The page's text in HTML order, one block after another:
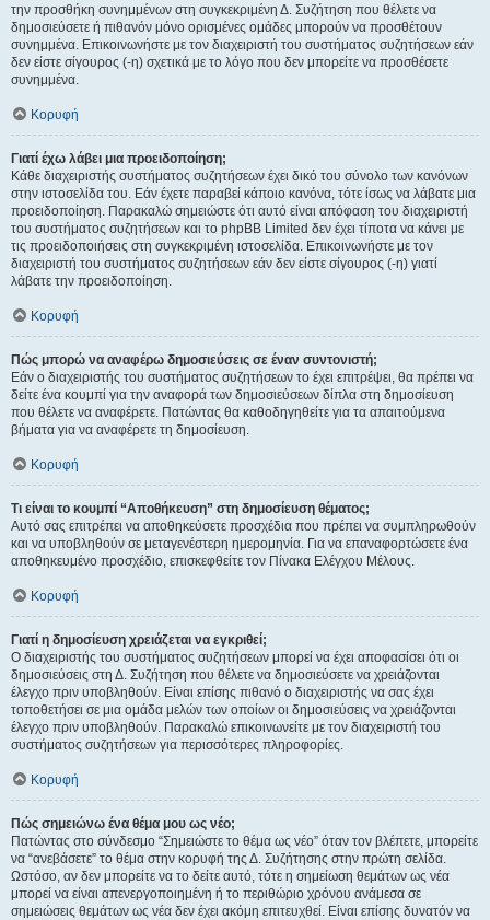
την προσθήκη συνημμένων στη συγκεκριμένη Δ. Συζήτηση που θέλετε να
δημοσιεύσετε ή πιθανόν μόνο ορισμένες ομάδες μπορούν να προσθέτουν
συνημμένα. Επικοινωνήστε με τον διαχειριστή του συστήματος συζητήσεων εάν
δεν είστε σίγουρος (-η) σχετικά με το λόγο που δεν μπορείτε να προσθέσετε
συνημμένα.
Κορυφή
Γιατί έχω λάβει μια προειδοποίηση;
Κάθε διαχειριστής συστήματος συζητήσεων έχει δικό του σύνολο των κανόνων
στην ιστοσελίδα του. Εάν έχετε παραβεί κάποιο κανόνα, τότε ίσως να λάβατε μια
προειδοποίηση. Παρακαλώ σημειώστε ότι αυτό είναι απόφαση του διαχειριστή
του συστήματος συζητήσεων και το phpBB Limited δεν έχει τίποτα να κάνει με
τις προειδοποιήσεις στη συγκεκριμένη ιστοσελίδα. Επικοινωνήστε με τον
διαχειριστή του συστήματος συζητήσεων εάν δεν είστε σίγουρος (-η) γιατί
λάβατε την προειδοποίηση.
Κορυφή
Πώς μπορώ να αναφέρω δημοσιεύσεις σε έναν συντονιστή;
Εάν ο διαχειριστής του συστήματος συζητήσεων το έχει επιτρέψει, θα πρέπει να
δείτε ένα κουμπί για την αναφορά των δημοσιεύσεων δίπλα στη δημοσίευση
που θέλετε να αναφέρετε. Πατώντας θα καθοδηγηθείτε για τα απαιτούμενα
βήματα για να αναφέρετε τη δημοσίευση.
Κορυφή
Τι είναι το κουμπί “Αποθήκευση” στη δημοσίευση θέματος;
Αυτό σας επιτρέπει να αποθηκεύσετε προσχέδια που πρέπει να συμπληρωθούν
και να υποβληθούν σε μεταγενέστερη ημερομηνία. Για να επαναφορτώσετε ένα
αποθηκευμένο προσχέδιο, επισκεφθείτε τον Πίνακα Ελέγχου Μέλους.
Κορυφή
Γιατί η δημοσίευση χρειάζεται να εγκριθεί;
Ο διαχειριστής του συστήματος συζητήσεων μπορεί να έχει αποφασίσει ότι οι
δημοσιεύσεις στη Δ. Συζήτηση που θέλετε να δημοσιεύσετε να χρειάζονται
έλεγχο πριν υποβληθούν. Είναι επίσης πιθανό ο διαχειριστής να σας έχει
τοποθετήσει σε μια ομάδα μελών των οποίων οι δημοσιεύσεις να χρειάζονται
έλεγχο πριν υποβληθούν. Παρακαλώ επικοινωνείτε με τον διαχειριστή του
συστήματος συζητήσεων για περισσότερες πληροφορίες.
Κορυφή
Πώς σημειώνω ένα θέμα μου ως νέο;
Πατώντας στο σύνδεσμο “Σημειώστε το θέμα ως νέο” όταν τον βλέπετε, μπορείτε
να “ανεβάσετε” το θέμα στην κορυφή της Δ. Συζήτησης στην πρώτη σελίδα.
Ωστόσο, αν δεν μπορείτε να το δείτε αυτό, τότε η σημείωση θεμάτων ως νέα
μπορεί να είναι απενεργοποιημένη ή το περιθώριο χρόνου ανάμεσα σε
σημειώσεις θεμάτων ως νέα δεν έχει ακόμη επιτευχθεί. Είναι επίσης δυνατόν να